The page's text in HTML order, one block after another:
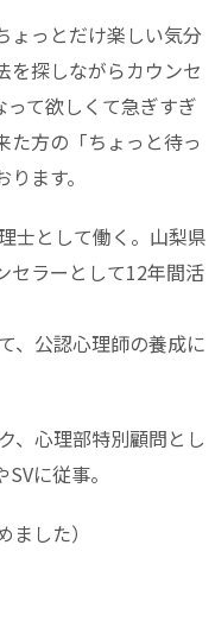
ょっとだけ楽しい気分
を探しながらカウンセ
って欲しくて急ぎすぎ
た方の「ちょっと待っ
ます。
士として働く。山梨県
セラーとして12年間活
、公認心理師の養成に
、心理部特別顧問とし
に従事。
した）